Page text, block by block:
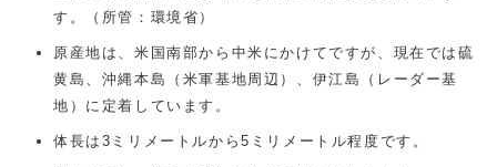
す。（所管：環境省）
原産地は、米国南部から中米にかけてですが、現在では硫
黄島、沖縄本島（米軍基地周辺）、伊江島（レーダー基
地）に定着しています。
体長は3ミリメートルから5ミリメートル程度です。